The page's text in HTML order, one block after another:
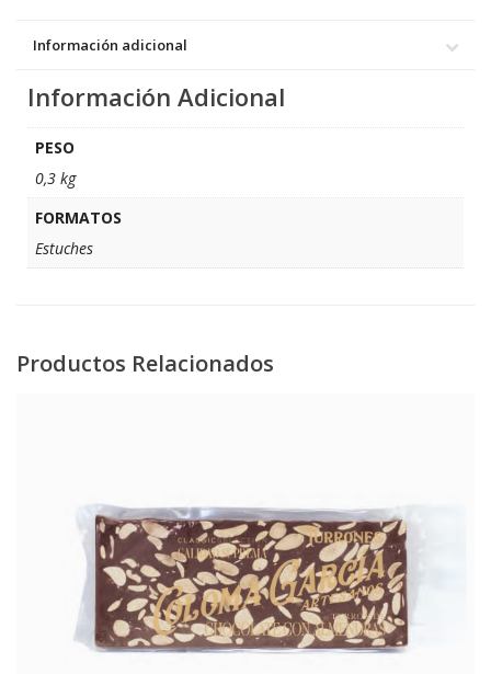
Información adicional
Información Adicional
PESO
0,3 kg
FORMATOS
Estuches
Productos Relacionados